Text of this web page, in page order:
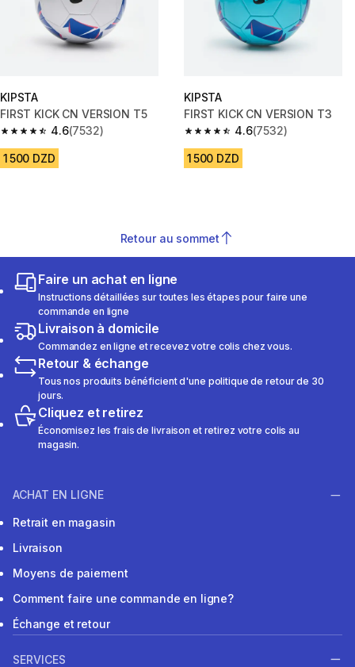
KIPSTA
FIRST KICK CN VERSION T5
4.6
4.6 out of 5 stars from 7532 reviews
(7532)
1 500 DZD
KIPSTA
FIRST KICK CN VERSION T3
4.6
4.6 out of 5 stars from 7532
(7532)
1 500 DZD
Retour au sommet
Faire un achat en ligne
Instructions détaillées sur toutes les étapes pour faire une
commande en ligne
Livraison à domicile
Commandez en ligne et recevez votre colis chez vous.
Retour & échange
Tous nos produits bénéficient d'une politique de retour de 30
jours.
Cliquez et retirez
Économisez les frais de livraison et retirez votre colis au
magasin.
ACHAT EN LIGNE
Retrait en magasin
Livraison
Moyens de paiement
Comment faire une commande en ligne?
Échange et retour
SERVICES